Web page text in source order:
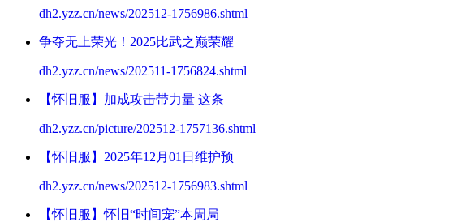
dh2.yzz.cn/news/202512-1756986.shtml
争夺无上荣光！2025比武之巅荣耀
dh2.yzz.cn/news/202511-1756824.shtml
【怀旧服】加成攻击带力量 这条
dh2.yzz.cn/picture/202512-1757136.shtml
【怀旧服】2025年12月01日维护预
dh2.yzz.cn/news/202512-1756983.shtml
【怀旧服】怀旧“时间宠”本周局